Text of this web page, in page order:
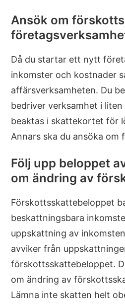
Ansök om
Då du startar ett nytt
inkomster och kostnader
affärsverksamheten. Du
bedriver verksamhet i
beaktas i skattekortet för
Annars ska du ansöka
Följ upp beloppet
om ändring av
Förskottsskattebeloppet
beskattningsbara
uppskattning av
avviker från
förskottsskattebeloppet.
om ändring av
Lämna inte skatten helt